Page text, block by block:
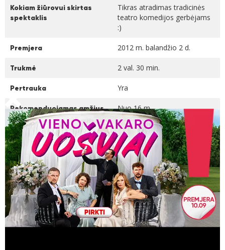
Kokiam žiūrovui skirtas
spektaklis
Tikras atradimas tradicinės
teatro komedijos gerbėjams
:)
Premjera 2012 m. balandžio 2 d.
Trukmė 2 val. 30 min.
Pertrauka Yra
Rekomenduojamas amžius Nuo 16 m.
Ar spektaklyje rūkoma Ne
Ar vaikai įleidžiami Ne
Video